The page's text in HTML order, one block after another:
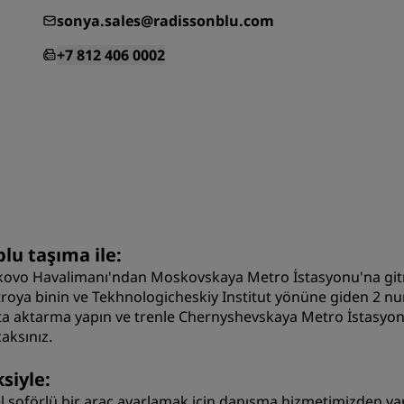
sonya.sales@radissonblu.com
+7 812 406 0002
taşıma ile:
Havalimanı'ndan Moskovskaya Metro İstasyonu'na
binin ve Tekhnologicheskiy Institut yönüne giden 2
aktarma yapın ve trenle Chernyshevskaya Metro